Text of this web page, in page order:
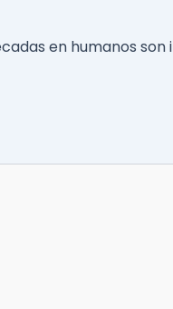
en humanos son